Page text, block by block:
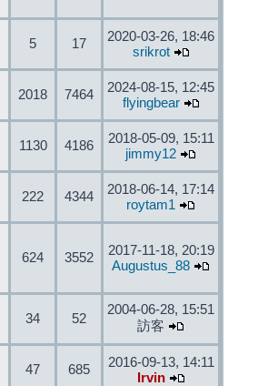
5 17
2020-03-26, 18:46
srikrot
2018 7464
2024-08-15, 12:45
flyingbear
1130 4186
2018-05-09, 15:11
jimmy12
222 4344
2018-06-14, 17:14
roytam1
624 3552
2017-11-18, 20:19
Augustus_88
34 52
2004-06-28, 15:51
訪客
47 685
2016-09-13, 14:11
Irvin